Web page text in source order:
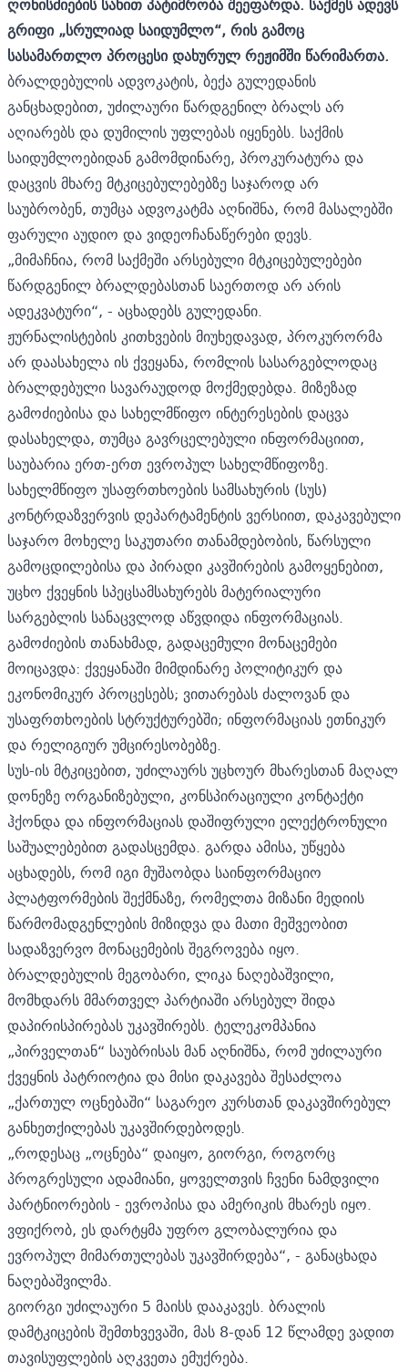
გრიფი „სრულიად საიდუმლო“, რის გამოც
სასამართლო პროცესი დახურულ რეჟიმში წარიმართა.
ბრალდებულის ადვოკატის, ბექა გულედანის
განცხადებით, უძილაური წარდგენილ ბრალს არ
აღიარებს და დუმილის უფლებას იყენებს. საქმის
საიდუმლოებიდან გამომდინარე, პროკურატურა და
დაცვის მხარე მტკიცებულებებზე საჯაროდ არ
საუბრობენ, თუმცა ადვოკატმა აღნიშნა, რომ მასალებში
ფარული აუდიო და ვიდეოჩანაწერები დევს.
„მიმაჩნია, რომ საქმეში არსებული მტკიცებულებები
წარდგენილ ბრალდებასთან საერთოდ არ არის
ადეკვატური“, - აცხადებს გულედანი.
ჟურნალისტების კითხვების მიუხედავად, პროკურორმა
არ დაასახელა ის ქვეყანა, რომლის სასარგებლოდაც
ბრალდებული სავარაუდოდ მოქმედებდა. მიზეზად
გამოძიებისა და სახელმწიფო ინტერესების დაცვა
დასახელდა, თუმცა გავრცელებული ინფორმაციით,
საუბარია ერთ-ერთ ევროპულ სახელმწიფოზე.
სახელმწიფო უსაფრთხოების სამსახურის (სუს)
კონტრდაზვერვის დეპარტამენტის ვერსიით, დაკავებული
საჯარო მოხელე საკუთარი თანამდებობის, წარსული
გამოცდილებისა და პირადი კავშირების გამოყენებით,
უცხო ქვეყნის სპეცსამსახურებს მატერიალური
სარგებლის სანაცვლოდ აწვდიდა ინფორმაციას.
გამოძიების თანახმად, გადაცემული მონაცემები
მოიცავდა: ქვეყანაში მიმდინარე პოლიტიკურ და
ეკონომიკურ პროცესებს; ვითარებას ძალოვან და
უსაფრთხოების სტრუქტურებში; ინფორმაციას ეთნიკურ
და რელიგიურ უმცირესობებზე.
სუს-ის მტკიცებით, უძილაურს უცხოურ მხარესთან მაღალ
დონეზე ორგანიზებული, კონსპირაციული კონტაქტი
ჰქონდა და ინფორმაციას დაშიფრული ელექტრონული
საშუალებებით გადასცემდა. გარდა ამისა, უწყება
აცხადებს, რომ იგი მუშაობდა საინფორმაციო
პლატფორმების შექმნაზე, რომელთა მიზანი მედიის
წარმომადგენლების მიზიდვა და მათი მეშვეობით
სადაზვერვო მონაცემების შეგროვება იყო.
ბრალდებულის მეგობარი, ლიკა ნაღებაშვილი,
მომხდარს მმართველ პარტიაში არსებულ შიდა
დაპირისპირებას უკავშირებს. ტელეკომპანია
„პირველთან“ საუბრისას მან აღნიშნა, რომ უძილაური
ქვეყნის პატრიოტია და მისი დაკავება შესაძლოა
„ქართულ ოცნებაში“ საგარეო კურსთან დაკავშირებულ
განხეთქილებას უკავშირდებოდეს.
„როდესაც „ოცნება“ დაიყო, გიორგი, როგორც
პროგრესული ადამიანი, ყოველთვის ჩვენი ნამდვილი
პარტნიორების - ევროპისა და ამერიკის მხარეს იყო.
ვფიქრობ, ეს დარტყმა უფრო გლობალურია და
ევროპულ მიმართულებას უკავშირდება“, - განაცხადა
ნაღებაშვილმა.
გიორგი უძილაური 5 მაისს დააკავეს. ბრალის
დამტკიცების შემთხვევაში, მას 8-დან 12 წლამდე ვადით
თავისუფლების აღკვეთა ემუქრება.